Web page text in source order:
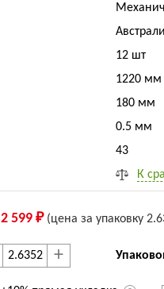
12 шт
1220 мм
180 мм
0.5 мм
43
К
2 599 ₽ (цена за упаковку
+